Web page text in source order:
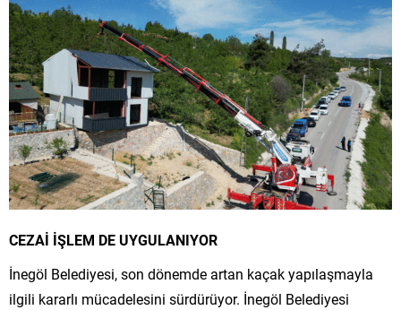
CEZAİ İŞLEM DE UYGULANIYOR
İnegöl Belediyesi, son dönemde artan kaçak yapılaşmayla
ilgili kararlı mücadelesini sürdürüyor. İnegöl Belediyesi